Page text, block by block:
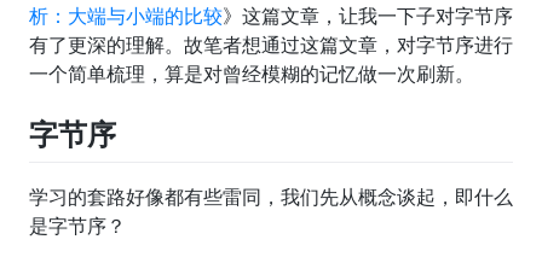
析：大端与小端的比较》这篇文章，让我一下子对字节序
有了更深的理解。故笔者想通过这篇文章，对字节序进行
一个简单梳理，算是对曾经模糊的记忆做一次刷新。
字节序
学习的套路好像都有些雷同，我们先从概念谈起，即什么
是字节序？